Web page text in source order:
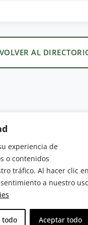
experiencia de
o contenidos
tráfico. Al hacer clic en
a nuestro
todo Aceptar todo
AL
10.